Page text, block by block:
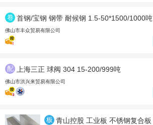
卷
带
首钢/宝钢 钢带 耐候钢 1.5-50*1500/1000吨
佛山市丰众贸易有限公司
配
件
上海三正 球阀 304 15-200/999吨
佛山市洪兴来贸易有限公司
板 青山控股 工业板 不锈钢复合板